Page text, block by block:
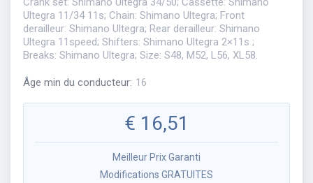
Ultegra 11/34 11s; Chain: Shimano Ultegra; Front
derailleur: Shimano Ultegra; Rear derailleur: Shimano
Ultegra 11speed; Shifters: Shimano Ultegra 2×11s ;
Breaks: Shimano Ultegra; Size: S48, M52, L56, XL58.
Âge min du conducteur: 16
€ 16,51
Meilleur Prix Garanti
Modifications GRATUITES